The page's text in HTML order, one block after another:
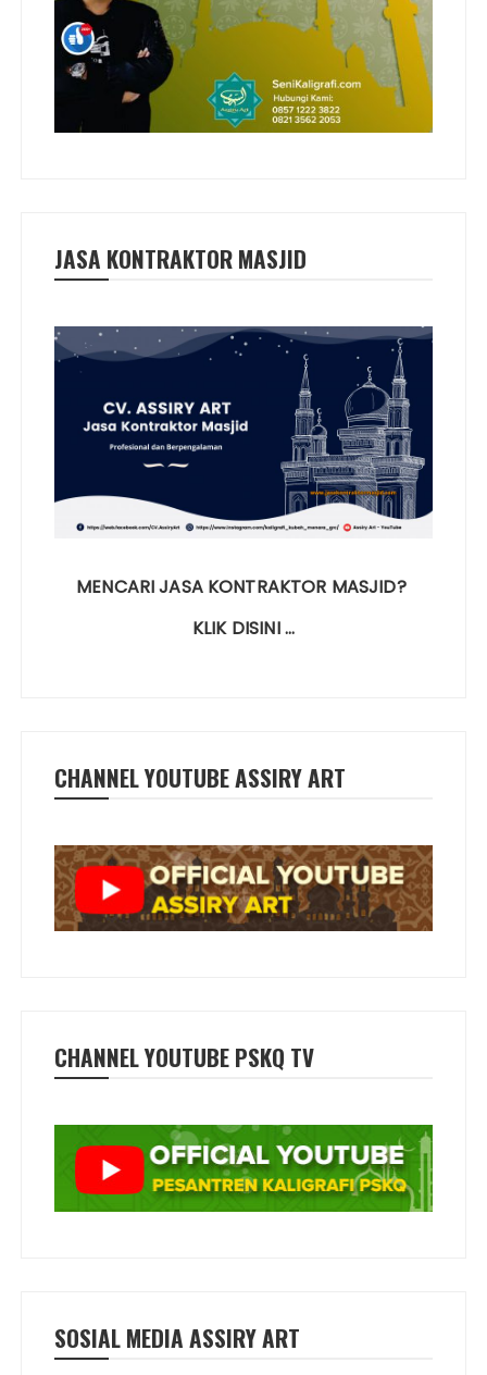
JASA KONTRAKTOR MASJID
MENCARI JASA KONTRAKTOR MASJID?
KLIK DISINI …
CHANNEL YOUTUBE ASSIRY ART
CHANNEL YOUTUBE PSKQ TV
SOSIAL MEDIA ASSIRY ART